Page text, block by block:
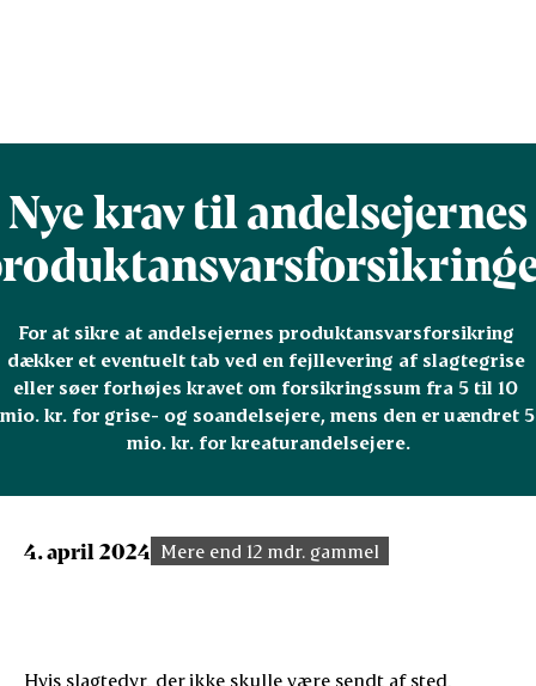
Nye krav til andelsejernes
For at sikre at andelsejernes produktansvarsforsikring
dækker et eventuelt tab ved en fejllevering af slagtegrise
eller søer forhøjes kravet om forsikringssum fra 5 til 10
mio. kr. for grise- og soandelsejere, mens den er uændret 5
mio. kr. for kreaturandelsejere.
4. april 2024 Mere end 12 mdr. gammel
Hvis slagtedyr, der ikke skulle være sendt af sted,